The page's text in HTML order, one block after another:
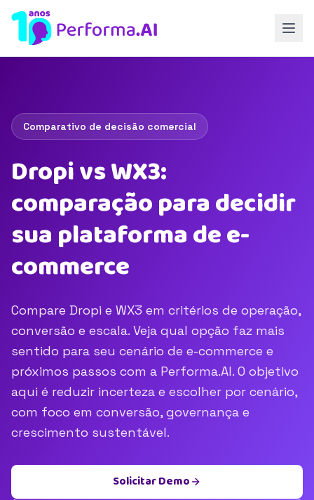
Comparativo de decisão comercial
Dropi vs WX3:
comparação para decidir
sua plataforma de e-
commerce
Compare Dropi e WX3 em critérios de operação,
conversão e escala. Veja qual opção faz mais
sentido para seu cenário de e-commerce e
próximos passos com a Performa.AI. O objetivo
aqui é reduzir incerteza e escolher por cenário,
com foco em conversão, governança e
crescimento sustentável.
Solicitar Demo